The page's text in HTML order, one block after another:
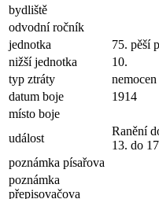
bydliště
odvodní ročník
jednotka
75. pěší
nižší jednotka
10.
typ ztráty
nemocen
datum boje
1914
místo boje
událost
Ranění
13. do
poznámka písařova
poznámka
přepisovačova